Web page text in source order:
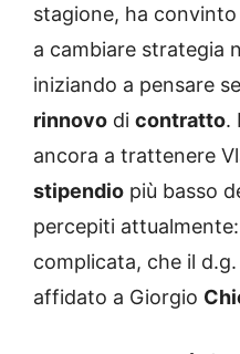
stagione, ha
a cambiare strategia
iniziando a pensare
rinnovo di contratto.
ancora a trattenere
stipendio più basso
percepiti
complicata, che il d.g.
affidato a Giorgio